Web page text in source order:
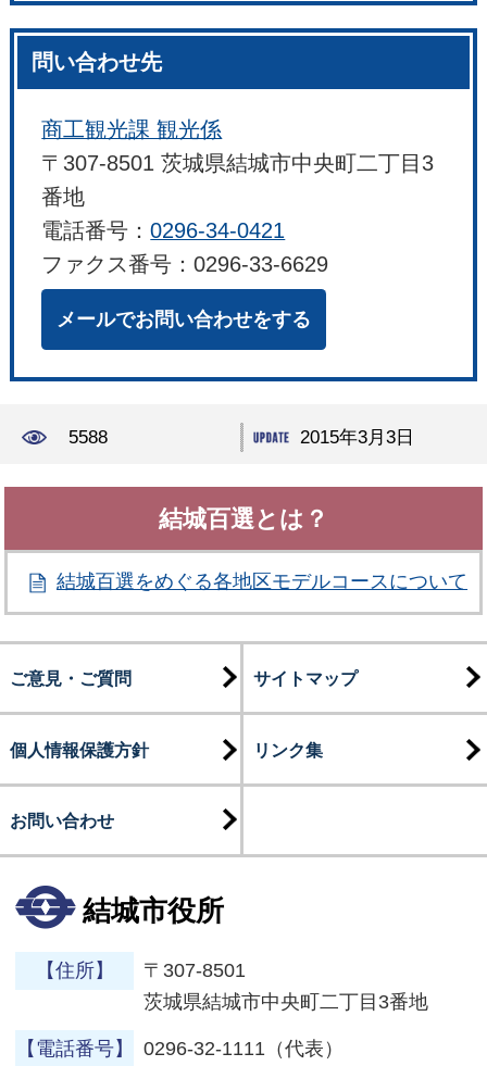
問い合わせ先
商工観光課 観光係
〒307-8501 茨城県結城市中央町二丁目3
番地
電話番号：0296-34-0421
ファクス番号：0296-33-6629
メールでお問い合わせをする
5588 2015年3月3日
結城百選とは？
結城百選をめぐる各地区モデルコースについて
ご意見・ご質問 サイトマップ
個人情報保護方針 リンク集
お問い合わせ
結城市役所
【住所】
〒307-8501
茨城県結城市中央町二丁目3番地
【電話番号】 0296-32-1111（代表）